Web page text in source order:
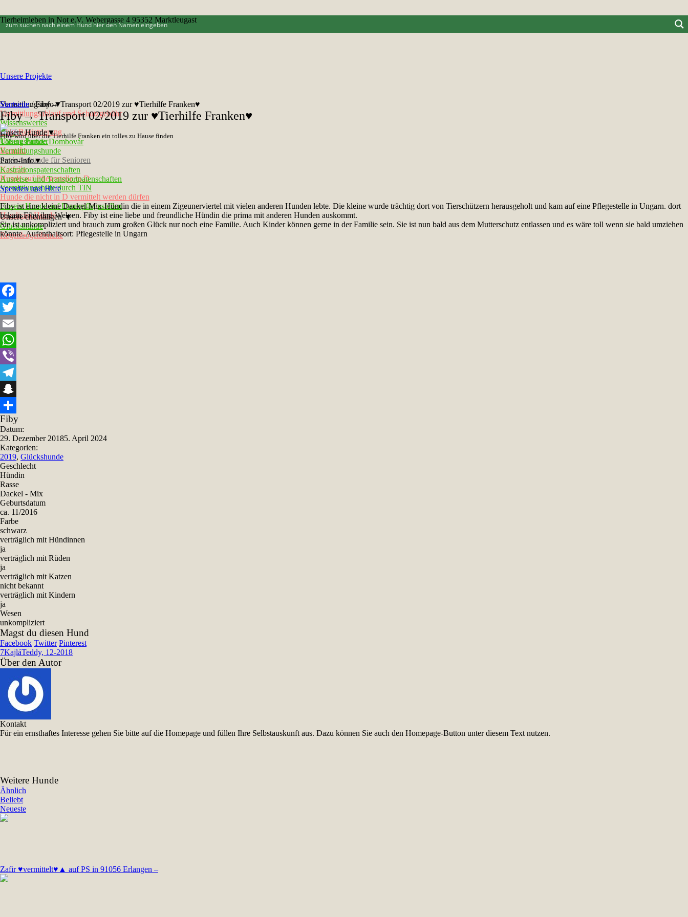
Tierheimleben in Not e.V. Webergasse 4 95352 Marktleugast
Unsere Projekte
Vermittlungsinfo▼
Vermittlungsablauf und Schutzgebühr
Wissenswertes
Chip-Registrierung
Unsere Partner
Kontakt
Unsere Hunde▼
Tötungshunde Dombovár
Vermittlungshunde
Seniorenhunde für Senioren
Notfelle
Hunde auf Pflegestelle in D
Vermittlungshilfe durch TIN
Hunde die nicht in D vermittelt werden dürfen
Unsere Hunde auf Dauerpflegestellen
Handicap-Hunde
Paten-Info▼
Kastrationspatenschaften
Ausreise- und Transportpatenschaften
Spenden und Hilfe
Unsere ehemaligen ▼
Glückshunde
Regenbogenbrücke
Startseite /Fiby→ Transport 02/2019 zur ♥Tierhilfe Franken♥
Fiby→ Transport 02/2019 zur ♥Tierhilfe Franken♥
Fiby wird über die Tierhilfe Franken ein tolles zu Hause finden
Fiby ist eine kleine Dackel-Mix-Hündin die in einem Zigeunerviertel mit vielen anderen Hunden lebte. Die kleine wurde trächtig dort von Tierschützern herausgeholt und kam auf eine Pflegestelle in Ungarn. dort
bekam Fiby ihre Welpen. Fiby ist eine liebe und freundliche Hündin die prima mit anderen Hunden auskommt.
Sie ist unkompliziert und brauch zum großen Glück nur noch eine Familie. Auch Kinder können gerne in der Familie sein. Sie ist nun bald aus dem Mutterschutz entlassen und es wäre toll wenn sie bald umziehen
könnte. Aufenthaltsort: Pflegestelle in Ungarn
Facebook
Twitter
Email
WhatsApp
Viber
Telegram
Snapchat
Teilen
Fiby
Datum:
29. Dezember 20185. April 2024
Kategorien:
2019, Glückshunde
Geschlecht
Hündin
Rasse
Dackel - Mix
Geburtsdatum
ca. 11/2016
Farbe
schwarz
verträglich mit Hündinnen
ja
verträglich mit Rüden
ja
verträglich mit Katzen
nicht bekannt
verträglich mit Kindern
ja
Wesen
unkompliziert
Magst du diesen Hund
Facebook Twitter Pinterest
7KajláTeddy, 12-2018
Über den Autor
Kontakt
Für ein ernsthaftes Interesse gehen Sie bitte auf die Homepage und füllen Ihre Selbstauskunft aus. Dazu können Sie auch den Homepage-Button unter diesem Text nutzen.
Weitere Hunde
Ähnlich
Beliebt
Neueste
Zafir ♥vermittelt♥▲ auf PS in 91056 Erlangen –